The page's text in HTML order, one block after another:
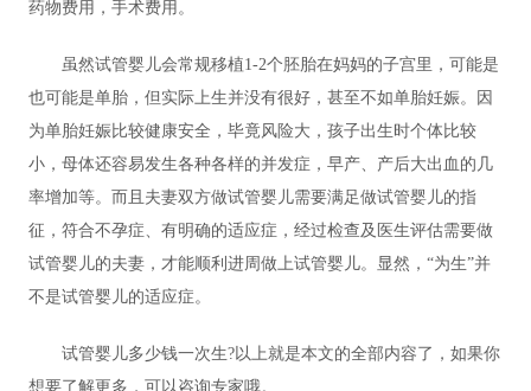
药物费用，手术费用。
虽然试管婴儿会常规移植1-2个胚胎在妈妈的子宫里，可能是
也可能是单胎，但实际上生并没有很好，甚至不如单胎妊娠。因
为单胎妊娠比较健康安全，毕竟风险大，孩子出生时个体比较
小，母体还容易发生各种各样的并发症，早产、产后大出血的几
率增加等。而且夫妻双方做试管婴儿需要满足做试管婴儿的指
征，符合不孕症、有明确的适应症，经过检查及医生评估需要做
试管婴儿的夫妻，才能顺利进周做上试管婴儿。显然，“为生”并
不是试管婴儿的适应症。
试管婴儿多少钱一次生?以上就是本文的全部内容了，如果你
想要了解更多，可以咨询专家哦。